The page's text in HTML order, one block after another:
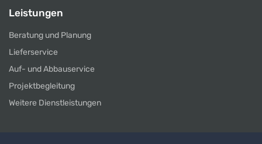
Leistungen
Beratung und Planung
Lieferservice
Auf- und Abbauservice
Projektbegleitung
Weitere Dienstleistungen